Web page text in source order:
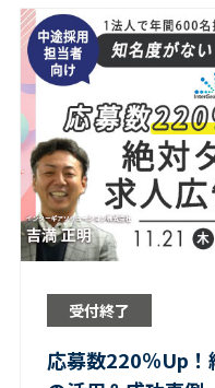
受付終了
応募数220％Up！